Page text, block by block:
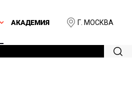
Г. МОСКВА
АКАДЕМИЯ